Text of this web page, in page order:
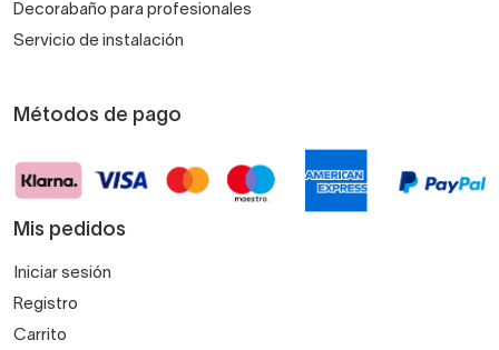
Decorabaño para profesionales
Servicio de instalación
Métodos de pago
Mis pedidos
Iniciar sesión
Registro
Carrito